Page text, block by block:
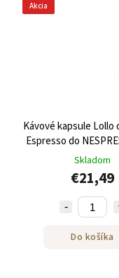
Akcia
Kávové kapsule Lollo
Espresso do
kusov
Skladom
€21,49
Do košíka